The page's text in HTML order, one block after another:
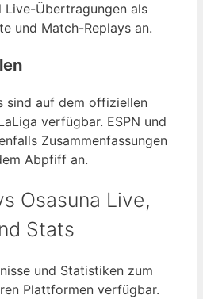
Übertragungen als
und Match-Replays an.
sind auf dem offiziellen
verfügbar. ESPN und
Zusammenfassungen
Abpfiff an.
Osasuna Live,
Stats
und Statistiken zum
Plattformen verfügbar.